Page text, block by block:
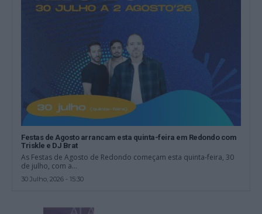
Festas de Agosto arrancam esta quinta-feira em Redondo com
Triskle e DJ Brat
As Festas de Agosto de Redondo começam esta quinta-feira, 30
de julho, com a...
30 Julho, 2026 - 15:30